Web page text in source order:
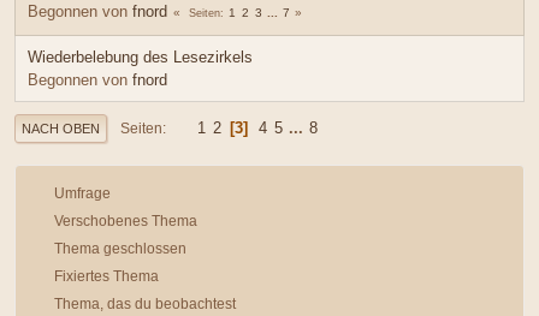
Begonnen von fnord Seiten 1 2 3 7
Wiederbelebung des Lesezirkels
Begonnen von fnord
NACH OBEN Seiten 1 2 3 4 5 ... 8
Umfrage
Verschobenes Thema
Thema geschlossen
Fixiertes Thema
Thema, das du beobachtest